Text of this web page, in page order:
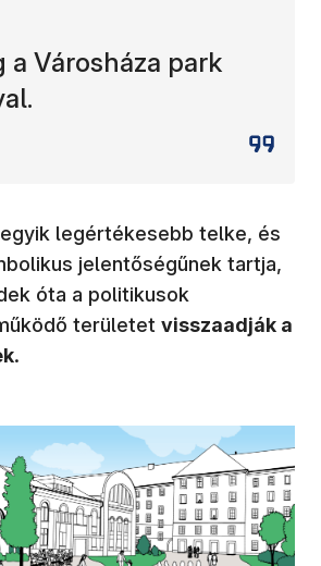
a Városháza park
legértékesebb telke, és
jelentőségűnek tartja,
óta a politikusok
területet visszaadják a
.